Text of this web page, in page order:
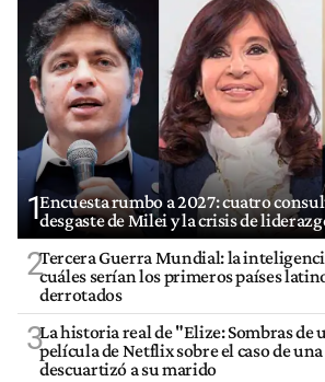
1Encuesta rumbo a 2027: cuatro
desgaste de Milei y la crisis de
2Tercera Guerra Mundial: la
cuáles serían los primeros países
derrotados
3La historia real de "Elize: Sombras de
película de Netflix sobre el caso de una
descuartizó a su marido